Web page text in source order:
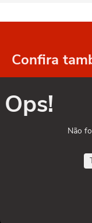
Confira
Ops!
Não